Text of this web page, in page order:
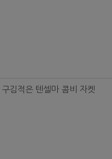
김적은 텐셀마 콤비 자켓